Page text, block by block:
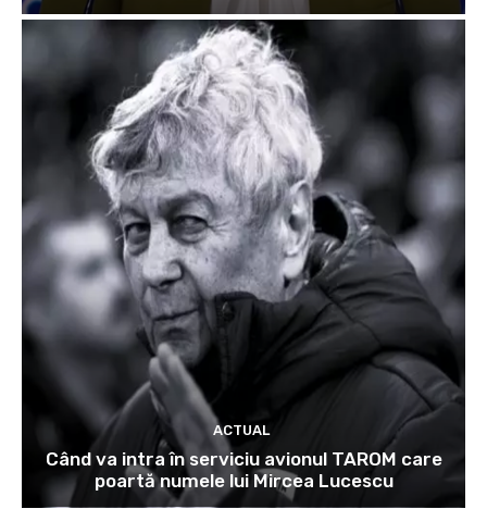
ACTUAL
Când va intra în serviciu avionul TAROM care
poartă numele lui Mircea Lucescu